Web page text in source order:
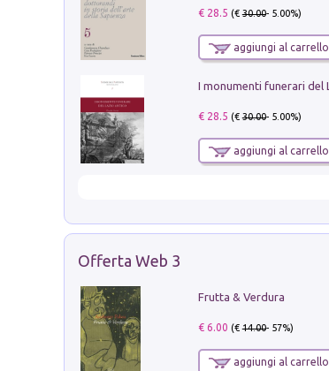
€ 28.5 (€30.00- 5.00%)
aggiungi al carrello
€ 28.5 (€30.00- 5.00%)
aggiungi al carrello
Offerta Web 3
Frutta & Verdura
€ 6.00 (€14.00- 57%)
aggiungi al carrello